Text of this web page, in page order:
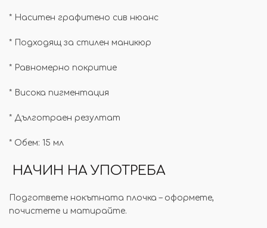
* Наситен графитено сив нюанс
* Подходящ за стилен маникюр
* Равномерно покритие
* Висока пигментация
* Дълготраен резултат
* Обем: 15 мл
НАЧИН НА УПОТРЕБА
Подгответе нокътната плочка – оформете,
почистете и матирайте.